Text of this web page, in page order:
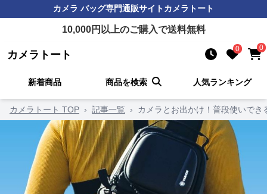
カメラ バッグ専門通販サイトカメラトート
10,000円以上のご購入で送料無料
カメラトート 0 0
新着商品 商品を検索 人気ランキング
カメラトート TOP › 記事一覧 › カメラとお出かけ！普段使いで